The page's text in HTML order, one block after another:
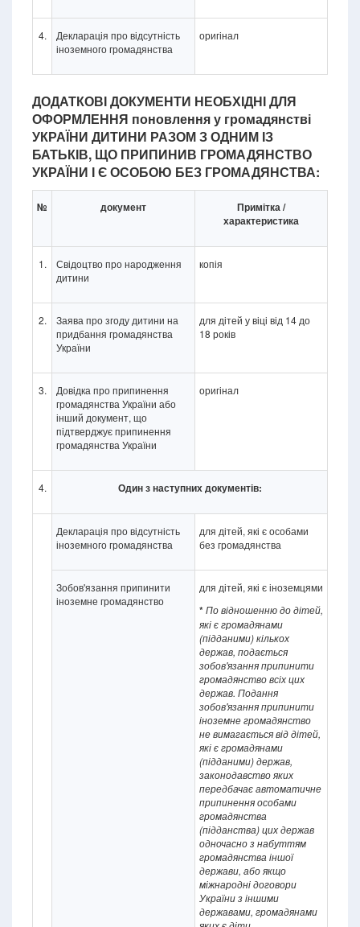
4.
Декларація про відсутність
іноземного громадянства
оригінал
ДОДАТКОВІ ДОКУМЕНТИ НЕОБХІДНІ ДЛЯ
ОФОРМЛЕННЯ поновлення у громадянстві
УКРАЇНИ ДИТИНИ РАЗОМ З ОДНИМ ІЗ
БАТЬКІВ, ЩО ПРИПИНИВ ГРОМАДЯНСТВО
УКРАЇНИ І Є ОСОБОЮ БЕЗ ГРОМАДЯНСТВА:
№ документ
Примітка /
характеристика
1.
Свідоцтво про народження
дитини
копія
2.
Заява про згоду дитини на
придбання громадянства
України
для дітей у віці від 14 до
18 років
3.
Довідка про припинення
громадянства України або
інший документ, що
підтверджує припинення
громадянства України
оригінал
4. Один з наступних документів:
Декларація про відсутність
іноземного громадянства
для дітей, які є особами
без громадянства
Зобов'язання припинити
іноземне громадянство
для дітей, які є іноземцями
*По відношенню до дітей,
які є громадянами
(підданими) кількох
держав, подається
зобов'язання припинити
громадянство всіх цих
держав. Подання
зобов'язання припинити
іноземне громадянство
не вимагається від дітей,
які є громадянами
(підданими) держав,
законодавство яких
передбачає автоматичне
припинення особами
громадянства
(підданства) цих держав
одночасно з набуттям
громадянства іншої
держави, або якщо
міжнародні договори
України з іншими
державами, громадянами